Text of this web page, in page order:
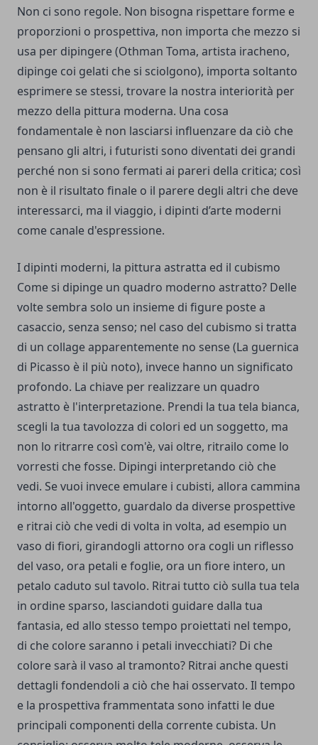
Non ci sono regole. Non bisogna rispettare forme e
proporzioni o prospettiva, non importa che mezzo si
usa per dipingere (Othman Toma, artista iracheno,
dipinge coi gelati che si sciolgono), importa soltanto
esprimere se stessi, trovare la nostra interiorità per
mezzo della pittura moderna. Una cosa
fondamentale è non lasciarsi influenzare da ciò che
pensano gli altri, i futuristi sono diventati dei grandi
perché non si sono fermati ai pareri della critica; così
non è il risultato finale o il parere degli altri che deve
interessarci, ma il viaggio, i dipinti d’arte moderni
come canale d'espressione.
I dipinti moderni, la pittura astratta ed il cubismo
Come si dipinge un quadro moderno astratto? Delle
volte sembra solo un insieme di figure poste a
casaccio, senza senso; nel caso del cubismo si tratta
di un collage apparentemente no sense (La guernica
di Picasso è il più noto), invece hanno un significato
profondo. La chiave per realizzare un quadro
astratto è l'interpretazione. Prendi la tua tela bianca,
scegli la tua tavolozza di colori ed un soggetto, ma
non lo ritrarre così com'è, vai oltre, ritrailo come lo
vorresti che fosse. Dipingi interpretando ciò che
vedi. Se vuoi invece emulare i cubisti, allora cammina
intorno all'oggetto, guardalo da diverse prospettive
e ritrai ciò che vedi di volta in volta, ad esempio un
vaso di fiori, girandogli attorno ora cogli un riflesso
del vaso, ora petali e foglie, ora un fiore intero, un
petalo caduto sul tavolo. Ritrai tutto ciò sulla tua tela
in ordine sparso, lasciandoti guidare dalla tua
fantasia, ed allo stesso tempo proiettati nel tempo,
di che colore saranno i petali invecchiati? Di che
colore sarà il vaso al tramonto? Ritrai anche questi
dettagli fondendoli a ciò che hai osservato. Il tempo
e la prospettiva frammentata sono infatti le due
principali componenti della corrente cubista. Un